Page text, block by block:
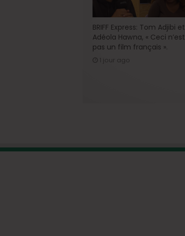
BRIFF Express: Tom Adjibi et
Adéola Hawna, « Ceci n’est
pas un film français ».
1 jour ago